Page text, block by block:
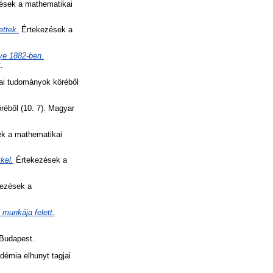
a mathematikai
Értekezések a
1882-ben.
tudományok köréből
(10. 7). Magyar
a mathematikai
Értekezések a
a
felett.
elhunyt tagjai